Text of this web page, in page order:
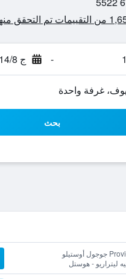
تم التحقق منها
- ج 14/8
بحث
Provider for جوجول أوستيلو
ليتراريو - هوستل